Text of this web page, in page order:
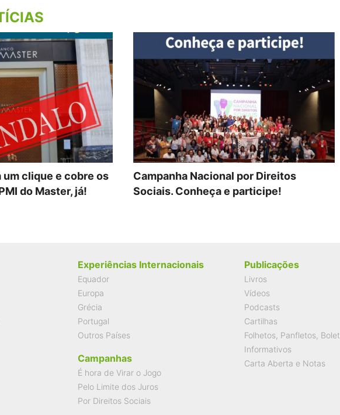
um clique e cobre os
do Master, já!
Campanha Nacional por Direitos
Sociais. Conheça e participe!
Experiências Internacionais
Equador
Europa
Grécia
Portugal
Outros Países
Campanhas
É hora de Virar o Jogo
Pelo Limite dos Juros
Por Direitos Sociais
Publicações
Livros
Vídeos
Podcasts
Cartilhas
Folhetos, Panfletos,
Informativos
Carta Aberta e Notas